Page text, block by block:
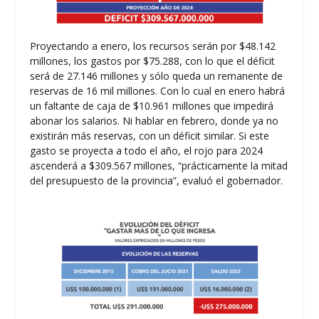
Proyectando a enero, los recursos serán por $48.142
millones, los gastos por $75.288, con lo que el déficit
será de 27.146 millones y sólo queda un remanente de
reservas de 16 mil millones. Con lo cual en enero habrá
un faltante de caja de $10.961 millones que impedirá
abonar los salarios. Ni hablar en febrero, donde ya no
existirán más reservas, con un déficit similar. Si este
gasto se proyecta a todo el año, el rojo para 2024
ascenderá a $309.567 millones, “prácticamente la mitad
del presupuesto de la provincia”, evaluó el gobernador.